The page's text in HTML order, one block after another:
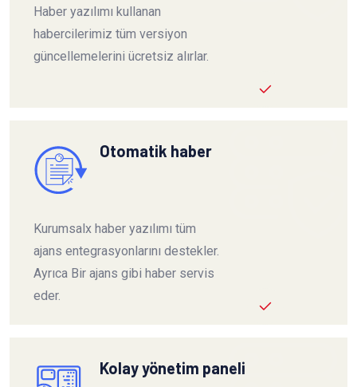
Haber yazılımı kullanan
habercilerimiz tüm versiyon
güncellemelerini ücretsiz alırlar.
Otomatik haber
Kurumsalx haber yazılımı tüm
ajans entegrasyonlarını destekler.
Ayrıca Bir ajans gibi haber servis
eder.
Kolay yönetim paneli